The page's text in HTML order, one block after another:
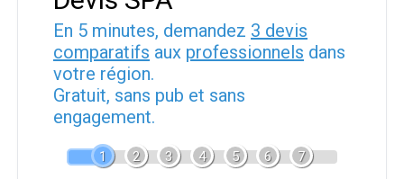
En 5 minutes, demandez 3 devis
comparatifs aux professionnels dans
votre région.
Gratuit, sans pub et sans
engagement.
1 2 3 4 5 6 7